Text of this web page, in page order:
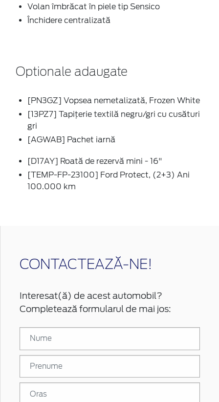
Volan îmbrăcat în piele tip Sensico
Închidere centralizată
Optionale adaugate
[PN3GZ] Vopsea nemetalizată, Frozen White
[13PZ7] Tapițerie textilă negru/gri cu cusături
gri
[AGWAB] Pachet iarnă
[D17AY] Roată de rezervă mini - 16"
[TEMP-FP-23100] Ford Protect, (2+3) Ani
100.000 km
CONTACTEAZĂ-NE!
Interesat(ă) de acest automobil?
Completează formularul de mai jos: